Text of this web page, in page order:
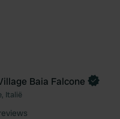
Baia Falcone
Italië